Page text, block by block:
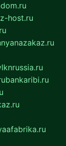
z-host.ru
bankaribi.ru